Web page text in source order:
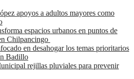
apoyos a adultos mayores como
espacios urbanos en puntos de
Chilpancingo
en desahogar los temas prioritarios
Badillo
rejillas pluviales para prevenir